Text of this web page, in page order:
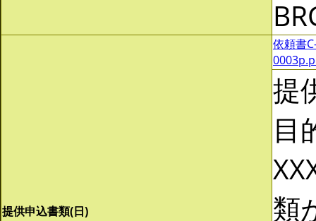
提供申込書類(日)
依頼書
提
目
類